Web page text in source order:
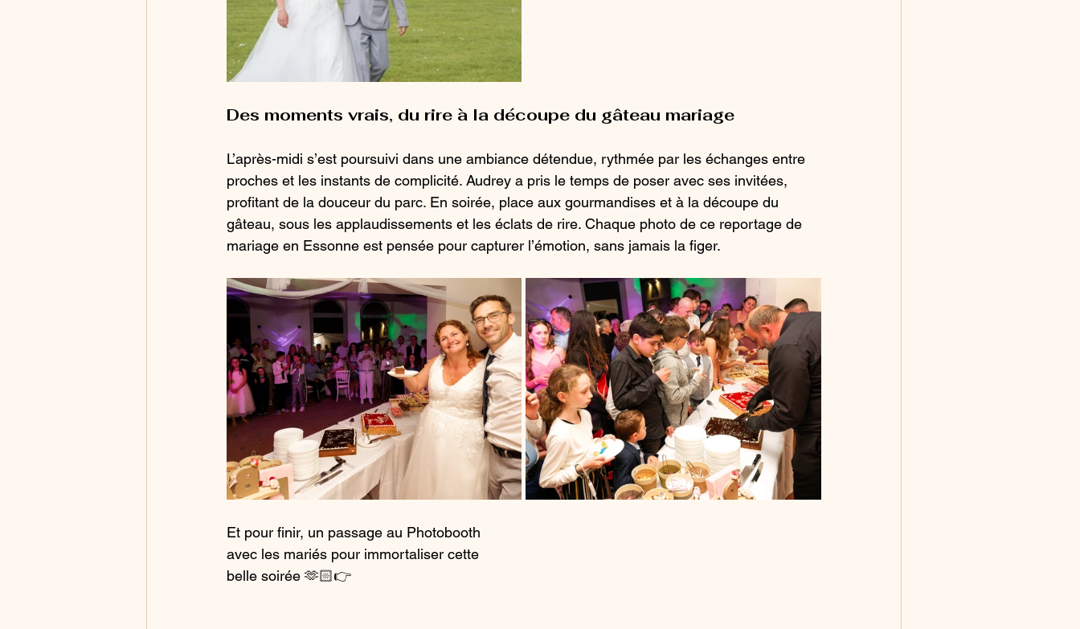
Des moments vrais, du rire à la découpe du gâteau mariage
L’après-midi s’est poursuivi dans une ambiance détendue, rythmée par les échanges entre
proches et les instants de complicité. Audrey a pris le temps de poser avec ses invitées,
profitant de la douceur du parc. En soirée, place aux gourmandises et à la découpe du
gâteau, sous les applaudissements et les éclats de rire. Chaque photo de ce reportage de
mariage en Essonne est pensée pour capturer l’émotion, sans jamais la figer.
Et pour finir, un passage au Photobooth
avec les mariés pour immortaliser cette
belle soirée 🫶🏻👉